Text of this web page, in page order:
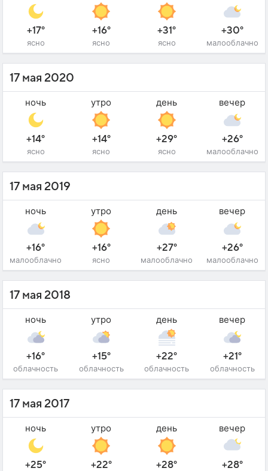
+17°
ясно
+16°
ясно
+31°
ясно
+30°
малооблачно
17 мая 2020
ночь
+14°
ясно
утро
+14°
ясно
день
+29°
ясно
вечер
+26°
малооблачно
17 мая 2019
ночь
+16°
малооблачно
утро
+16°
ясно
день
+27°
малооблачно
вечер
+26°
малооблачно
17 мая 2018
ночь
+16°
облачность
утро
+15°
облачность
день
+22°
облачность
вечер
+21°
облачность
17 мая 2017
ночь
+25°
утро
+22°
день
+28°
вечер
+28°